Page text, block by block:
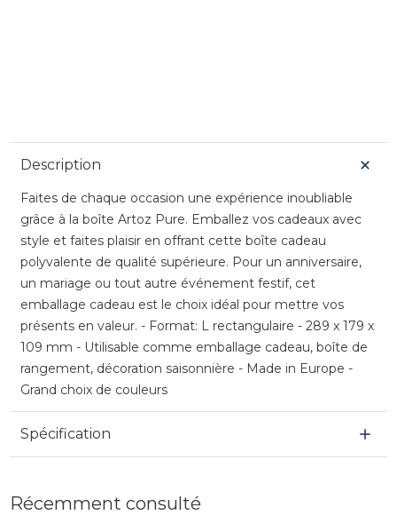
Description
Faites de chaque occasion une expérience inoubliable
grâce à la boîte Artoz Pure. Emballez vos cadeaux avec
style et faites plaisir en offrant cette boîte cadeau
polyvalente de qualité supérieure. Pour un anniversaire,
un mariage ou tout autre événement festif, cet
emballage cadeau est le choix idéal pour mettre vos
présents en valeur. - Format: L rectangulaire - 289 x 179 x
109 mm - Utilisable comme emballage cadeau, boîte de
rangement, décoration saisonnière - Made in Europe -
Grand choix de couleurs
Spécification
Récemment consulté